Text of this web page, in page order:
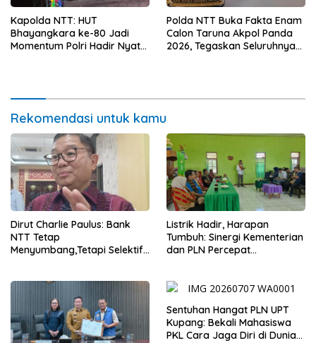
Kapolda NTT: HUT
Bhayangkara ke-80 Jadi
Momentum Polri Hadir Nyata
Polda NTT Buka Fakta Enam
Calon Taruna Akpol Panda
2026, Tegaskan Seluruhnya
Rekomendasi untuk kamu
Dirut Charlie Paulus: Bank
NTT Tetap
Menyumbang,Tetapi Selektif
Listrik Hadir, Harapan
Tumbuh: Sinergi Kementerian
dan PLN Percepat
Sentuhan Hangat PLN UPT
Kupang: Bekali Mahasiswa
PKL Cara Jaga Diri di Dunia